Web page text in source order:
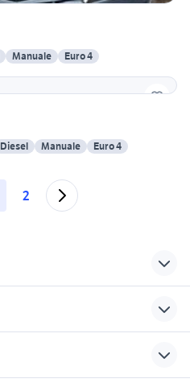
Manuale
Euro 4
Diesel Manuale Euro 4
2
bmw 318d